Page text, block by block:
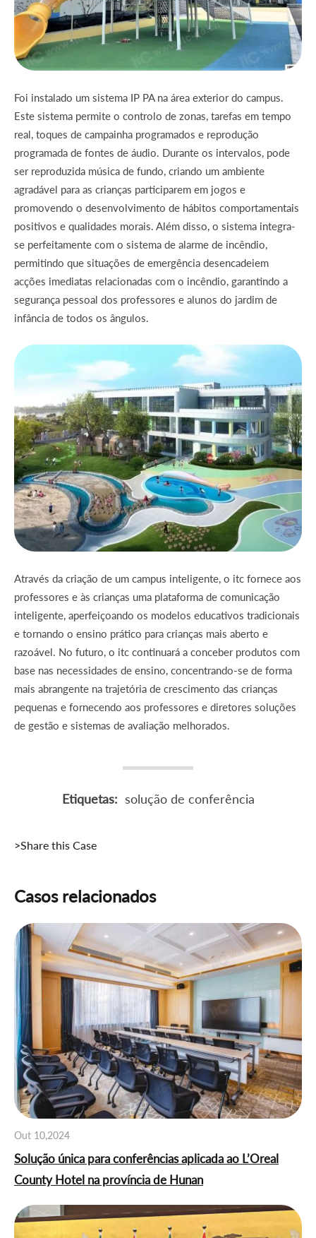
Foi instalado um sistema IP PA na área exterior do campus.
Este sistema permite o controlo de zonas, tarefas em tempo
real, toques de campainha programados e reprodução
programada de fontes de áudio. Durante os intervalos, pode
ser reproduzida música de fundo, criando um ambiente
agradável para as crianças participarem em jogos e
promovendo o desenvolvimento de hábitos comportamentais
positivos e qualidades morais. Além disso, o sistema integra-
se perfeitamente com o sistema de alarme de incêndio,
permitindo que situações de emergência desencadeiem
acções imediatas relacionadas com o incêndio, garantindo a
segurança pessoal dos professores e alunos do jardim de
infância de todos os ângulos.
Através da criação de um campus inteligente, o itc fornece aos
professores e às crianças uma plataforma de comunicação
inteligente, aperfeiçoando os modelos educativos tradicionais
e tornando o ensino prático para crianças mais aberto e
razoável. No futuro, o itc continuará a conceber produtos com
base nas necessidades de ensino, concentrando-se de forma
mais abrangente na trajetória de crescimento das crianças
pequenas e fornecendo aos professores e diretores soluções
de gestão e sistemas de avaliação melhorados.
Etiquetas: solução de conferência
>Share this Case
Casos relacionados
Out 10,2024
Solução única para conferências aplicada ao L’Oreal
County Hotel na província de Hunan